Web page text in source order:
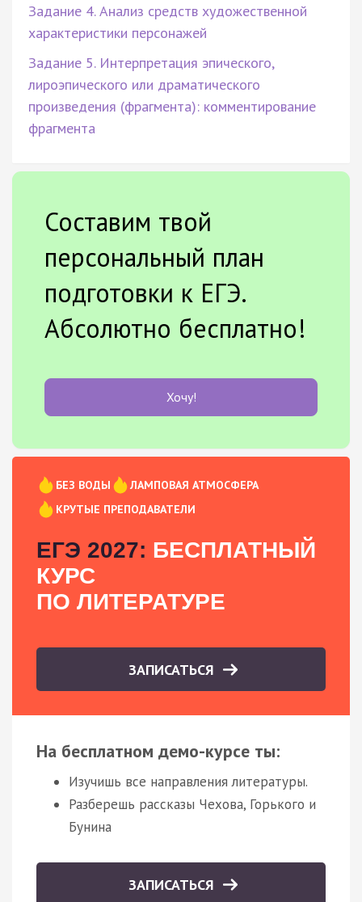
Задание 4. Анализ средств художественной
характеристики персонажей
Задание 5. Интерпретация эпического,
лироэпического или драматического
произведения (фрагмента): комментирование
фрагмента
Составим твой
персональный план
подготовки к ЕГЭ.
Абсолютно бесплатно!
Хочу!
БЕЗ ВОДЫ
ЛАМПОВАЯ АТМОСФЕРА
КРУТЫЕ ПРЕПОДАВАТЕЛИ
ЕГЭ 2027: БЕСПЛАТНЫЙ
КУРС
ПО ЛИТЕРАТУРЕ
ЗАПИСАТЬСЯ
На бесплатном демо-курсе ты:
Изучишь все направления литературы.
Разберешь рассказы Чехова, Горького и
Бунина
ЗАПИСАТЬСЯ